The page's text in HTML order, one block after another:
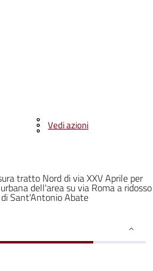
Vedi azioni